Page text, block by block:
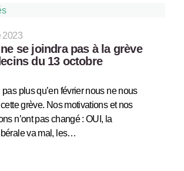
2023
se joindra pas à la grève
du 13 octobre
pas plus qu’en février nous ne nous
grève. Nos motivations et nos
n’ont pas changé : OUI, la
va mal, les…